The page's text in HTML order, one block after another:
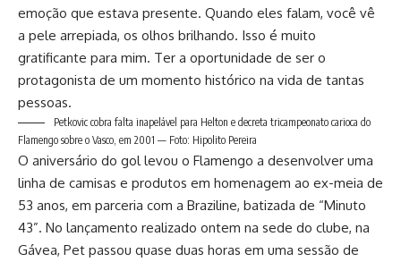
emoção que estava presente. Quando eles falam, você vê
a pele arrepiada, os olhos brilhando. Isso é muito
gratificante para mim. Ter a oportunidade de ser o
protagonista de um momento histórico na vida de tantas
pessoas.
Petkovic cobra falta inapelável para Helton e decreta tricampeonato carioca do
Flamengo sobre o Vasco, em 2001 — Foto: Hipolito Pereira
O aniversário do gol levou o Flamengo a desenvolver uma
linha de camisas e produtos em homenagem ao ex-meia de
53 anos, em parceria com a Braziline, batizada de “Minuto
43”. No lançamento realizado ontem na sede do clube, na
Gávea, Pet passou quase duas horas em uma sessão de